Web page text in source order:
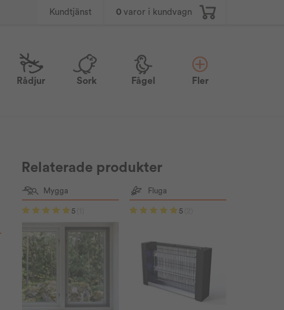
Kundtjänst 0 varor i kundvagn
Rådjur Sork Fågel Fler
Relaterade produkter
Mygga
5
Fluga
5